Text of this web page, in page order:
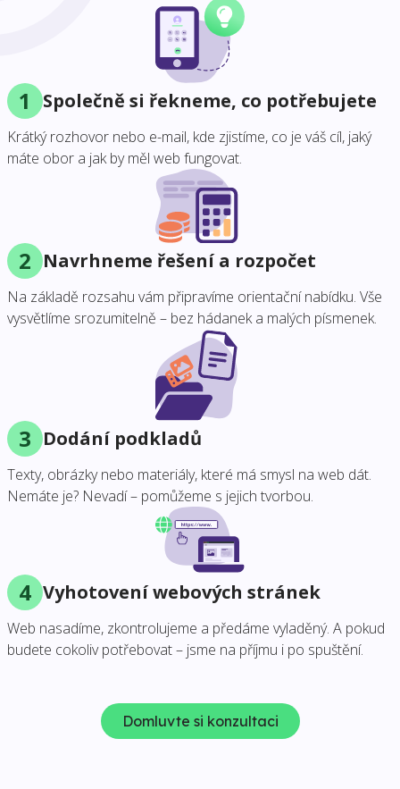
1 Společně si řekneme, co potřebujete
Krátký rozhovor nebo e-mail, kde zjistíme, co je váš cíl, jaký
máte obor a jak by měl web fungovat.
2 Navrhneme řešení a rozpočet
Na základě rozsahu vám připravíme orientační nabídku. Vše
vysvětlíme srozumitelně – bez hádanek a malých písmenek.
3 Dodání podkladů
Texty, obrázky nebo materiály, které má smysl na web dát.
Nemáte je? Nevadí – pomůžeme s jejich tvorbou.
4 Vyhotovení webových stránek
Web nasadíme, zkontrolujeme a předáme vyladěný. A pokud
budete cokoliv potřebovat – jsme na příjmu i po spuštění.
Domluvte si konzultaci